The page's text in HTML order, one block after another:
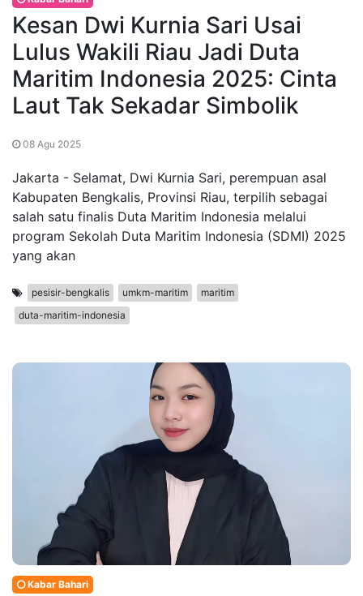
Kesan Dwi Kurnia Sari Usai
Lulus Wakili Riau Jadi Duta
Maritim Indonesia 2025: Cinta
Laut Tak Sekadar Simbolik
08 Agu 2025
Jakarta - Selamat, Dwi Kurnia Sari, perempuan asal
Kabupaten Bengkalis, Provinsi Riau, terpilih sebagai
salah satu finalis Duta Maritim Indonesia melalui
program Sekolah Duta Maritim Indonesia (SDMI) 2025
yang akan
pesisir-bengkalis umkm-maritim
maritim
duta-maritim-indonesia
Kabar Bahari